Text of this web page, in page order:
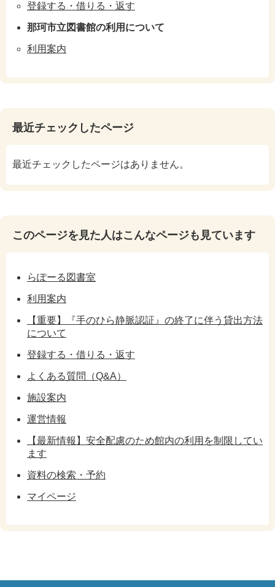
登録する・借りる・返す
那珂市立図書館の利用について
利用案内
最近チェックしたページ
最近チェックしたページはありません。
このページを見た人はこんなページも見ています
らぽーる図書室
利用案内
【重要】『手のひら静脈認証』の終了に伴う貸出方法
について
登録する・借りる・返す
よくある質問（Q&A）
施設案内
運営情報
【最新情報】安全配慮のため館内の利用を制限してい
ます
資料の検索・予約
マイページ